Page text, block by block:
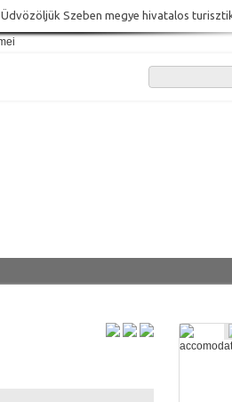
Üdvözöljük Szeben megye hivatalos